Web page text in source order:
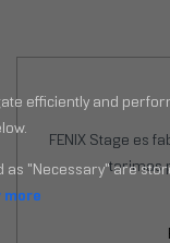
FENIX Stage es
tarimas